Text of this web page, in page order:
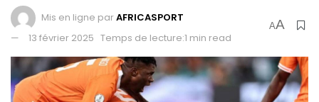
Mis en ligne parAFRICASPORT
13 février 2025 Temps de lecture:1 min read
AA